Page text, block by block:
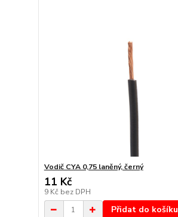
Vodič CYA 0,75 laněný, černý
11 Kč
9 Kč bez DPH
Přidat do košíku